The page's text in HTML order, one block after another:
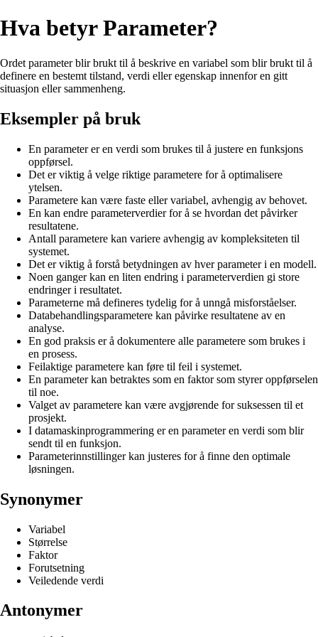
Hva betyr Parameter?
Ordet parameter blir brukt til å beskrive en variabel som blir brukt til å
definere en bestemt tilstand, verdi eller egenskap innenfor en gitt
situasjon eller sammenheng.
Eksempler på bruk
En parameter er en verdi som brukes til å justere en funksjons
oppførsel.
Det er viktig å velge riktige parametere for å optimalisere
ytelsen.
Parametere kan være faste eller variabel, avhengig av behovet.
En kan endre parameterverdier for å se hvordan det påvirker
resultatene.
Antall parametere kan variere avhengig av kompleksiteten til
systemet.
Det er viktig å forstå betydningen av hver parameter i en modell.
Noen ganger kan en liten endring i parameterverdien gi store
endringer i resultatet.
Parameterne må defineres tydelig for å unngå misforståelser.
Databehandlingsparametere kan påvirke resultatene av en
analyse.
En god praksis er å dokumentere alle parametere som brukes i
en prosess.
Feilaktige parametere kan føre til feil i systemet.
En parameter kan betraktes som en faktor som styrer oppførselen
til noe.
Valget av parametere kan være avgjørende for suksessen til et
prosjekt.
I datamaskinprogrammering er en parameter en verdi som blir
sendt til en funksjon.
Parameterinnstillinger kan justeres for å finne den optimale
løsningen.
Synonymer
Variabel
Størrelse
Faktor
Forutsetning
Veiledende verdi
Antonymer